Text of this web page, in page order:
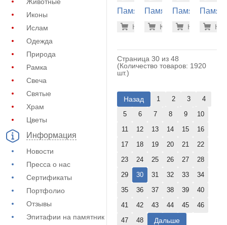
Иконы
Ислам
Одежда
Природа
Рамка
Свеча
Святые
Храм
Цветы
Информация
Новости
Пресса о нас
Сертификаты
Портфолио
Отзывы
Эпитафии на памятник
Памятник
гранита
-7% 57.700
Купить
Памятник
гранита
-7%
Купить
Памятник
гранита
-
Купить
Страница 30 из 48
(Количество товаров: 1920
шт.)
Назад 1 2 3
4
5
6 7 8 9
10
11
12 13 14 15
16
17
18 19 20 21
22
23
24 25 26 27
28
29
30 31 32 33
34
35
36 37 38 39
40
41
42 43 44 45
46
47
48 Дальше